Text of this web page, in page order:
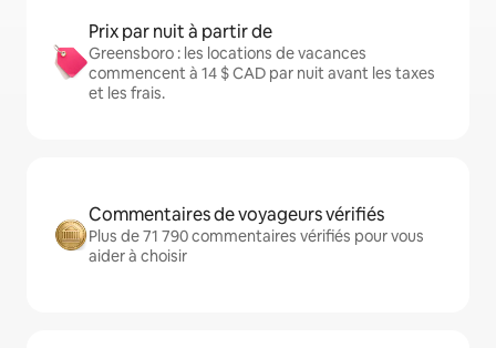
Prix par nuit à partir de
Greensboro : les locations de vacances
commencent à 14 $ CAD par nuit avant les taxes
et les frais.
Commentaires de voyageurs vérifiés
Plus de 71 790 commentaires vérifiés pour vous
aider à choisir